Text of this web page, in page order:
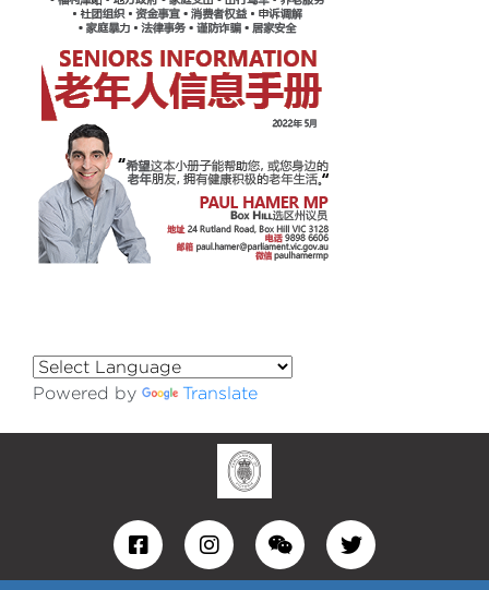
Powered by Translate